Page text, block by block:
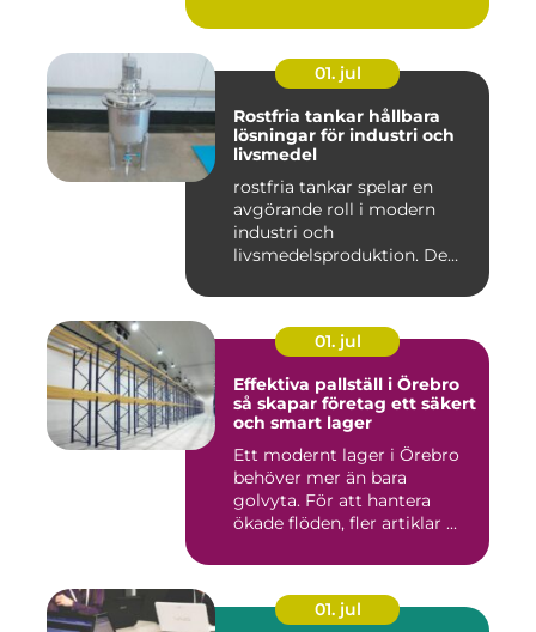
01. jul
Rostfria tankar hållbara
lösningar för industri och
livsmedel
rostfria tankar spelar en
avgörande roll i modern
industri och
livsmedelsproduktion. De
01. jul
Effektiva pallställ i Örebro
så skapar företag ett säkert
och smart lager
Ett modernt lager i Örebro
behöver mer än bara
golvyta. För att hantera
ökade flöden, fler artiklar ...
01. jul